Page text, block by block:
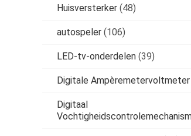
Huisversterker (48)
autospeler (106)
LED-tv-onderdelen (39)
Digitale Ampèremetervoltmeter
Digitaal